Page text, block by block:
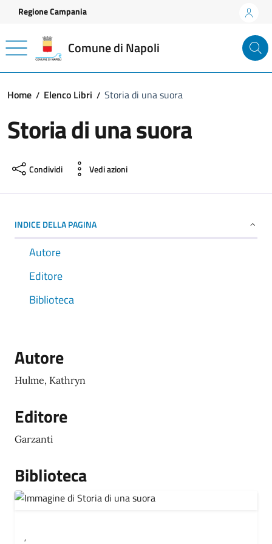
Vai ai contenuti
Vai al footer
Regione Campania
Comune di Napoli
Home Elenco Libri Storia di una suora
Storia di una suora
Condividi Vedi azioni
INDICE DELLA PAGINA
Autore
Editore
Biblioteca
Autore
Hulme, Kathryn
Editore
Garzanti
Biblioteca
,